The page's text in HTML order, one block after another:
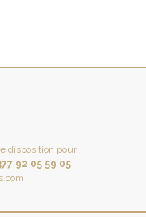
disposition pour
92 05 59 05